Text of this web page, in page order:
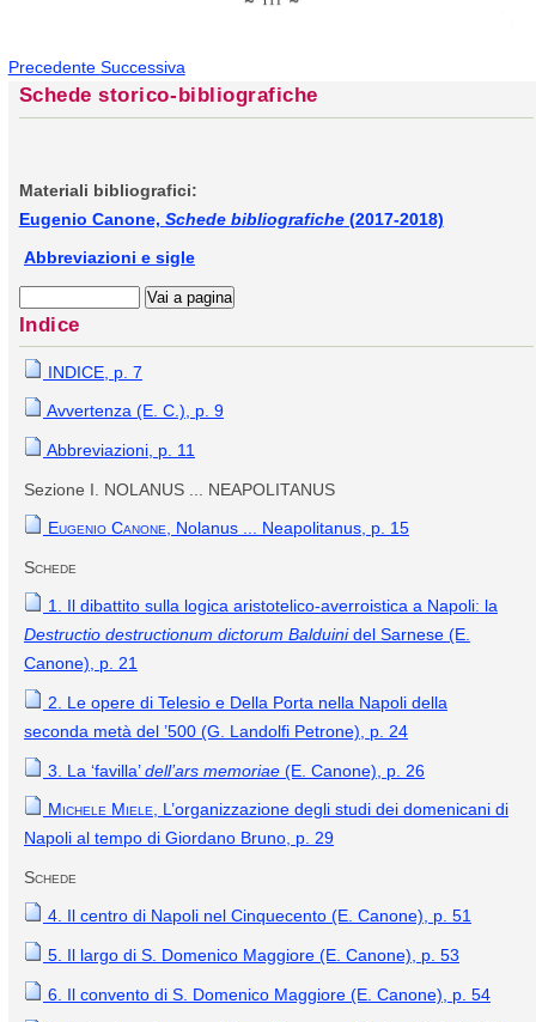
Precedente Successiva
Schede storico-bibliografiche
Materiali bibliografici:
Eugenio Canone, Schede bibliografiche(2017-2018)
Abbreviazioni e sigle
Indice
INDICE, p. 7
Avvertenza (E. C.), p. 9
Abbreviazioni, p. 11
Sezione I. NOLANUS ... NEAPOLITANUS
Eugenio Canone, Nolanus ... Neapolitanus, p. 15
Schede
1. Il dibattito sulla logica aristotelico-averroistica a Napoli: la
Destructio destructionum dictorum Balduinidel Sarnese (E.
Canone), p. 21
2. Le opere di Telesio e Della Porta nella Napoli della
seconda metà del ’500 (G. Landolfi Petrone), p. 24
3. La ‘favilla’dell’ars memoriae(E. Canone), p. 26
Michele Miele, L’organizzazione degli studi dei domenicani di
Napoli al tempo di Giordano Bruno, p. 29
Schede
4. Il centro di Napoli nel Cinquecento (E. Canone), p. 51
5. Il largo di S. Domenico Maggiore (E. Canone), p. 53
6. Il convento di S. Domenico Maggiore (E. Canone), p. 54